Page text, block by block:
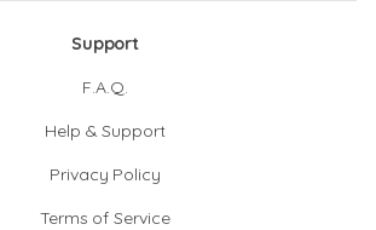
Support
F.A.Q.
Help & Support
Privacy Policy
Terms of Service